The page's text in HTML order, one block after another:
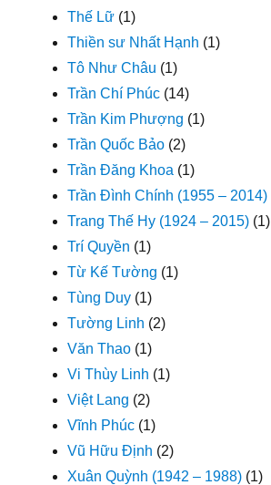
Thế Lữ (1)
Thiền sư Nhất Hạnh (1)
Tô Như Châu (1)
Trần Chí Phúc (14)
Trần Kim Phượng (1)
Trần Quốc Bảo (2)
Trần Đăng Khoa (1)
Trần Đình Chính (1955 – 2014)
Trang Thế Hy (1924 – 2015) (1)
Trí Quyền (1)
Từ Kế Tường (1)
Tùng Duy (1)
Tường Linh (2)
Văn Thao (1)
Vi Thùy Linh (1)
Việt Lang (2)
Vĩnh Phúc (1)
Vũ Hữu Định (2)
Xuân Quỳnh (1942 – 1988) (1)